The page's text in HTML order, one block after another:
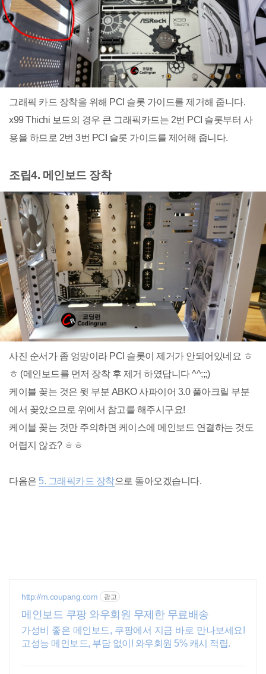
그래픽 카드 장착을 위해 PCI 슬롯 가이드를 제거해 줍니다.
x99 Thichi 보드의 경우 큰 그래픽카드는 2번 PCI 슬롯부터 사
용을 하므로 2번 3번 PCI 슬롯 가이드를 제어해 줍니다.
조립4. 메인보드 장착
사진 순서가 좀 엉망이라 PCI 슬롯이 제거가 안되어있네요 ㅎ
ㅎ (메인보드를 먼저 장착 후 제거 하였답니다 ^^;;;)
케이블 꽂는 것은 윗 부분 ABKO 사파이어 3.0 풀아크릴 부분
에서 꽂았으므로 위에서 참고를 해주시구요!
케이블 꽂는 것만 주의하면 케이스에 메인보드 연결하는 것도
어렵지 않죠? ㅎㅎ
다음은 5. 그래픽카드 장착으로 돌아오겠습니다.
http://m.coupang.com 광고
메인보드 쿠팡 와우회원 무제한 무료배송
가성비 좋은 메인보드, 쿠팡에서 지금 바로 만나보세요!
고성능 메인보드, 부담 없이! 와우회원 5% 캐시 적립.